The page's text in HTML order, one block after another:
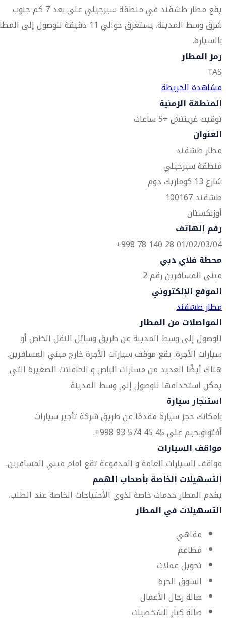
يقع مطار طشقند في منطقة سيرجيلي على بعد 7 كم جنوب
شرق وسط المدينة. يستغرق حوالي 11 دقيقة للوصول إلى
بالسيارة.
رمز المطار
TAS
مشاهدة الخريطة
المنطقة الزمنية
توقيت غرينتش +5 ساعات
العنوان
مطار طشقند
منطقة سيرجيلي
شارع 13 كوماريك دوم
طشقند 100167
أوزبكستان
رقم الهاتف
01/02/03/04 28 140 78 998+
محطة فلاي دبي
مبنى المسافرين رقم 2
الموقع الإلكتروني
مطار طشقند
المواصلات من المطار
للوصول إلى وسط المدينة عن طريق وسائل النقل الخاص أو
سيارات الأجرة. يقع موقف سيارات الأجرة خارج مبني المسافرين.
هناك أيضًا العديد من مسارات الباص و الحافلات الصغيرة التي
يمكن استخدامها للوصول إلى وسط المدينة.
استئجار سيارة
بامكانك حجز سيارة مقدمًا عن طريق شركة تأجير سيارات
أفتواوبجيم على 45 45 574 93 998+.
مواقف السيارات
مواقف السيارات العامة و المدفوعة تقع امام مبني المسافرين.
التسهيلات الخاصة بأصحاب الهمم
يقدم المطار خدمات خاصة لذوي الأحتياجات الخاصة عند الطلب.
التسهيلات في المطار
مقاهي
مطاعم
تحويل عملات
السوق الحرة
صالة رجال الأعمال
صالة كبار الشخصيات